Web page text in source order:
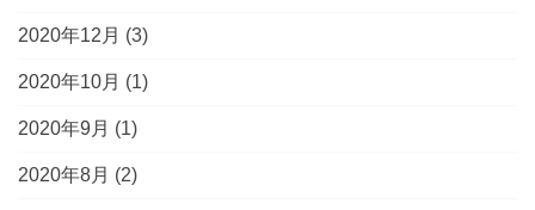
2020年12月 (3)
2020年10月 (1)
2020年9月 (1)
2020年8月 (2)